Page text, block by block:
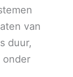
van
duur,
onder